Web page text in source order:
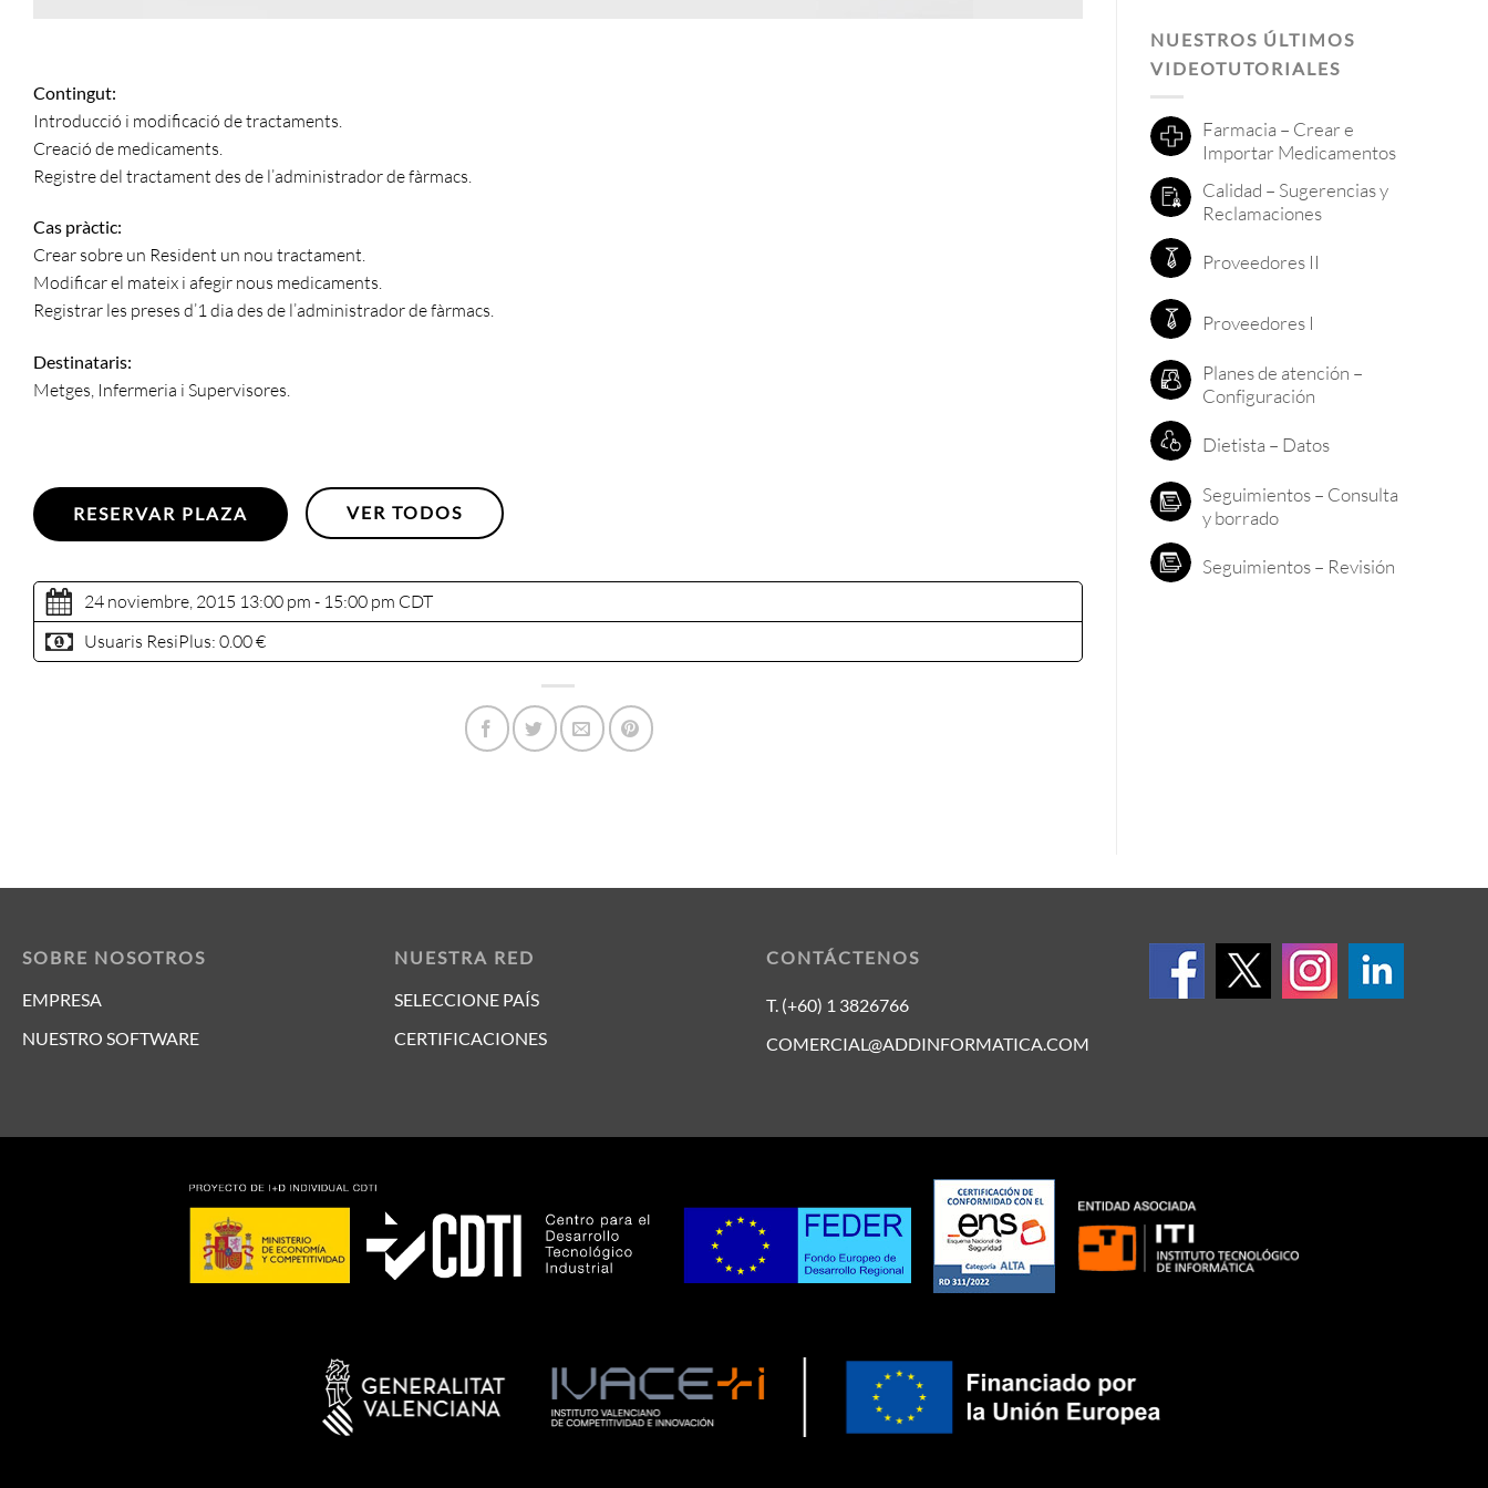
Contingut:
Introducció i modificació de tractaments.
Creació de medicaments.
Registre del tractament des de l’administrador de fàrmacs.
Cas pràctic:
Crear sobre un Resident un nou tractament.
Modificar el mateix i afegir nous medicaments.
Registrar les preses d’1 dia des de l’administrador de fàrmacs.
Destinataris:
Metges, Infermeria i Supervisores.
RESERVAR PLAZA VER TODOS
24 noviembre, 2015 13:00 pm - 15:00 pm CDT
Usuaris ResiPlus: 0.00 €
NUESTROS ÚLTIMOS
VIDEOTUTORIALES
Farmacia – Crear e
Importar Medicamentos
Calidad – Sugerencias y
Reclamaciones
Proveedores II
Proveedores I
Planes de atención –
Configuración
Dietista – Datos
Seguimientos – Consulta
y borrado
Seguimientos – Revisión
SOBRE NOSOTROS
EMPRESA
NUESTRO SOFTWARE
NUESTRA RED
SELECCIONE PAÍS
CERTIFICACIONES
CONTÁCTENOS
T. (+60) 1 3826766
COMERCIAL@ADDINFORMATICA.COM